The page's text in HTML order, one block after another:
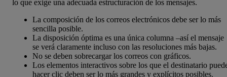
lo que exige una adecuada estructuración de los mensajes.
La composición de los correos electrónicos debe ser lo más
sencilla posible.
La disposición óptima es una única columna –así el mensaje
se verá claramente incluso con las resoluciones más bajas.
No se deben sobrecargar los correos con gráficos.
Los elementos interactivos sobre los que el destinatario
hacer clic deben ser lo más grandes y explícitos posibles.